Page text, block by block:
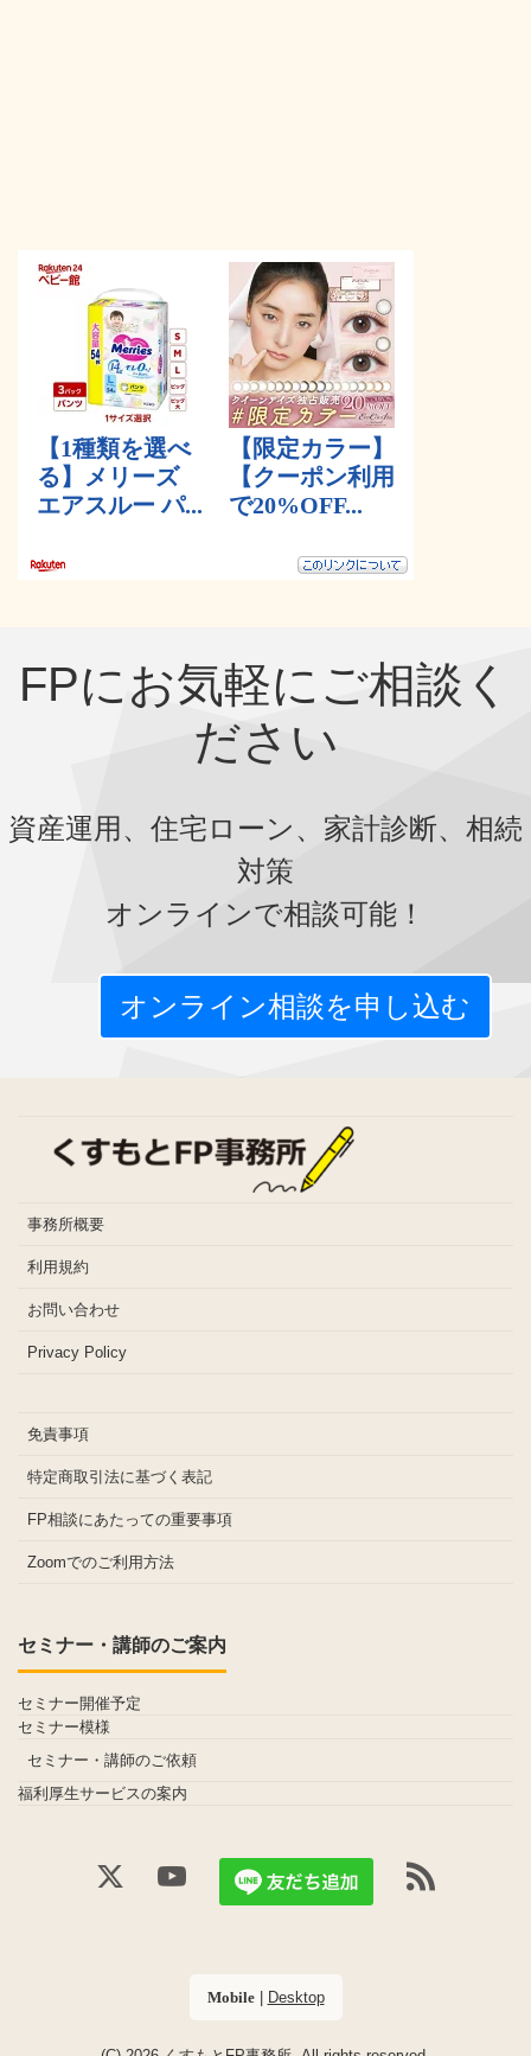
FPにお気軽にご相談く
ださい
資産運用、住宅ローン、家計診断、相続
対策
オンラインで相談可能！
オンライン相談を申し込む
事務所概要
利用規約
お問い合わせ
Privacy Policy
免責事項
特定商取引法に基づく表記
FP相談にあたっての重要事項
Zoomでのご利用方法
セミナー・講師のご案内
セミナー開催予定
セミナー模様
セミナー・講師のご依頼
福利厚生サービスの案内
Mobile| Desktop